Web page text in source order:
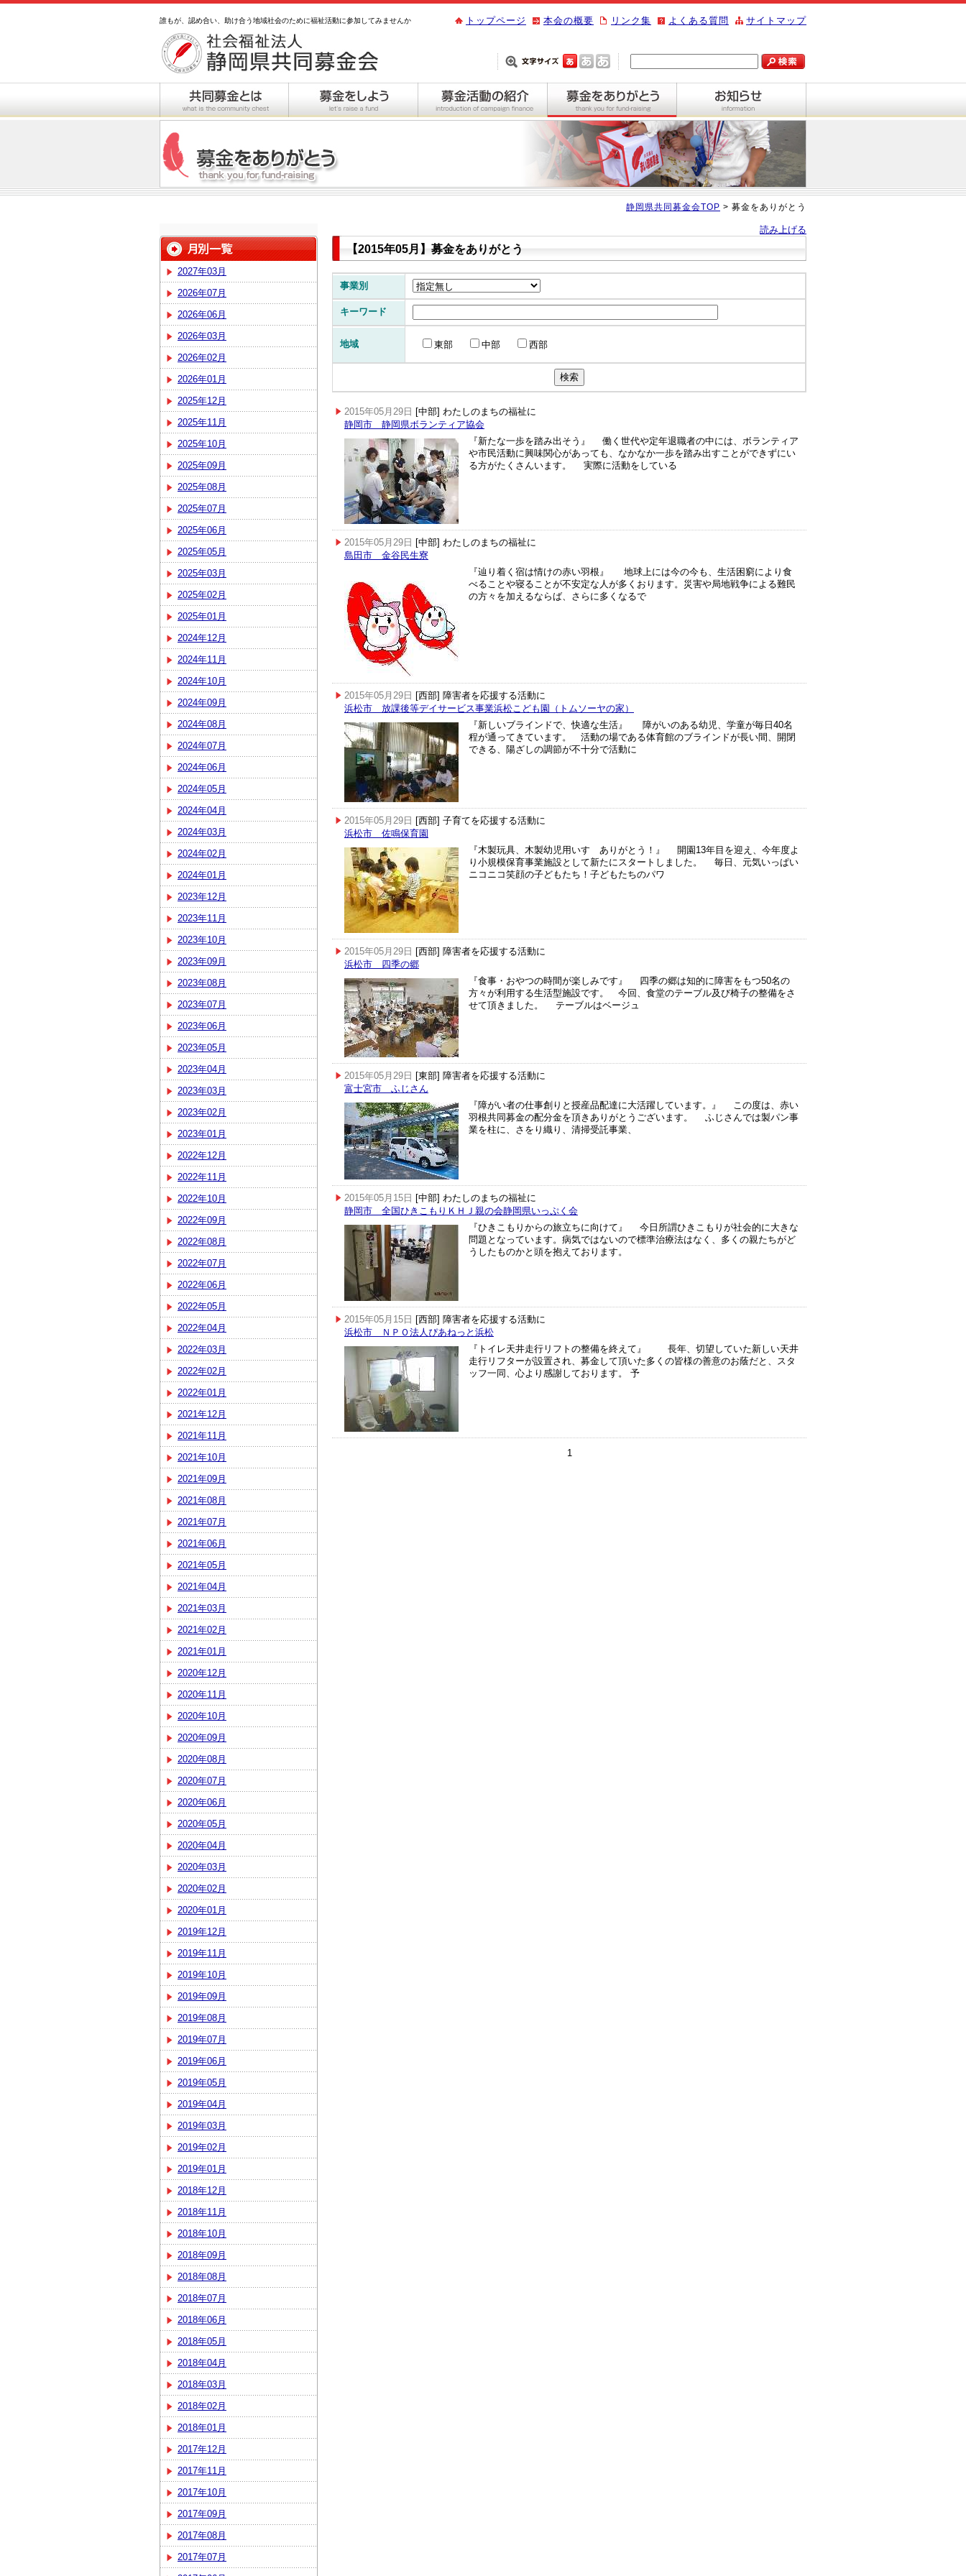
誰もが、認め合い、助け合う地域社会のために福祉活動に参加してみませんか サイトマップ
よくある質問
リンク集
本会の概要
トップページ
静岡県共同募金会TOP > 募金をありがとう
読み上げる
2027年03月
2026年07月
2026年06月
2026年03月
2026年02月
2026年01月
2025年12月
2025年11月
2025年10月
2025年09月
2025年08月
2025年07月
2025年06月
2025年05月
2025年03月
2025年02月
2025年01月
2024年12月
2024年11月
2024年10月
2024年09月
2024年08月
2024年07月
2024年06月
2024年05月
2024年04月
2024年03月
2024年02月
2024年01月
2023年12月
2023年11月
2023年10月
2023年09月
2023年08月
2023年07月
2023年06月
2023年05月
2023年04月
2023年03月
2023年02月
2023年01月
2022年12月
2022年11月
2022年10月
2022年09月
2022年08月
2022年07月
2022年06月
2022年05月
2022年04月
2022年03月
2022年02月
2022年01月
2021年12月
2021年11月
2021年10月
2021年09月
2021年08月
2021年07月
2021年06月
2021年05月
2021年04月
2021年03月
2021年02月
2021年01月
2020年12月
2020年11月
2020年10月
2020年09月
2020年08月
2020年07月
2020年06月
2020年05月
2020年04月
2020年03月
2020年02月
2020年01月
2019年12月
2019年11月
2019年10月
2019年09月
2019年08月
2019年07月
2019年06月
2019年05月
2019年04月
2019年03月
2019年02月
2019年01月
2018年12月
2018年11月
2018年10月
2018年09月
2018年08月
2018年07月
2018年06月
2018年05月
2018年04月
2018年03月
2018年02月
2018年01月
2017年12月
2017年11月
2017年10月
2017年09月
2017年08月
2017年07月
【2015年05月】募金をありがとう
事業別
キーワード
地域 東部 中部 西部
2015年05月29日 [中部] わたしのまちの福祉に
静岡市 静岡県ボランティア協会
『新たな一歩を踏み出そう』 働く世代や定年退職者の中には、ボランティア
や市民活動に興味関心があっても、なかなか一歩を踏み出すことができずにい
る方がたくさんいます。 実際に活動をしている
2015年05月29日 [中部] わたしのまちの福祉に
島田市 金谷民生寮
『辿り着く宿は情けの赤い羽根』 地球上には今の今も、生活困窮により食
べることや寝ることが不安定な人が多くおります。災害や局地戦争による難民
の方々を加えるならば、さらに多くなるで
2015年05月29日 [西部] 障害者を応援する活動に
浜松市 放課後等デイサービス事業浜松こども園（トムソーヤの家）
『新しいブラインドで、快適な生活』 障がいのある幼児、学童が毎日40名
程が通ってきています。 活動の場である体育館のブラインドが長い間、開閉
できる、陽ざしの調節が不十分で活動に
2015年05月29日 [西部] 子育てを応援する活動に
浜松市 佐鳴保育園
『木製玩具、木製幼児用いす ありがとう！』 開園13年目を迎え、今年度よ
り小規模保育事業施設として新たにスタートしました。 毎日、元気いっぱい
ニコニコ笑顔の子どもたち！子どもたちのパワ
2015年05月29日 [西部] 障害者を応援する活動に
浜松市 四季の郷
『食事・おやつの時間が楽しみです』 四季の郷は知的に障害をもつ50名の
方々が利用する生活型施設です。 今回、食堂のテーブル及び椅子の整備をさ
せて頂きました。 テーブルはベージュ
2015年05月29日 [東部] 障害者を応援する活動に
富士宮市 ふじさん
『障がい者の仕事創りと授産品配達に大活躍しています。』 この度は、赤い
羽根共同募金の配分金を頂きありがとうございます。 ふじさんでは製パン事
業を柱に、さをり織り、清掃受託事業、
2015年05月15日 [中部] わたしのまちの福祉に
静岡市 全国ひきこもりＫＨＪ親の会静岡県いっぷく会
『ひきこもりからの旅立ちに向けて』 今日所謂ひきこもりが社会的に大きな
問題となっています。病気ではないので標準治療法はなく、多くの親たちがど
うしたものかと頭を抱えております。
2015年05月15日 [西部] 障害者を応援する活動に
浜松市 ＮＰＯ法人ぴあねっと浜松
『トイレ天井走行リフトの整備を終えて』 長年、切望していた新しい天井
走行リフターが設置され、募金して頂いた多くの皆様の善意のお蔭だと、スタ
ッフ一同、心より感謝しております。 予
1